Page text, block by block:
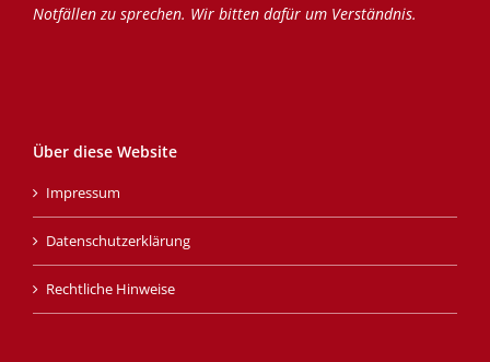
Notfällen zu sprechen. Wir bitten dafür um Verständnis.
Über diese Website
Impressum
Datenschutzerklärung
Rechtliche Hinweise